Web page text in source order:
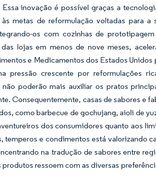
inovação é possível graças a
metas de reformulação voltadas para a
os com cozinhas de
lojas em menos de nove meses,
e Medicamentos dos Estados
pressão crescente por reformulações
poderão mais auxiliar os pratos
Consequentemente, casas de sabores e
como barbecue de gochujang, aioli de
dos consumidores quanto aos
e condimentos está valorizando
na tradução de sabores entre
ressoem com as diversas